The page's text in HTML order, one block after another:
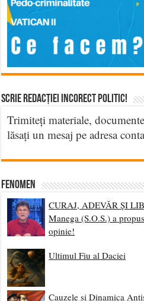
Scrie Redacției Incorect Politic!
Trimiteți materiale,
lăsați un mesaj pe adresa
Fenomen
CURAJ, ADEVĂR ȘI
Manega (S.O.S.) a
opinie!
Ultimul Fiu al Daciei
Cauzele și Dinamica